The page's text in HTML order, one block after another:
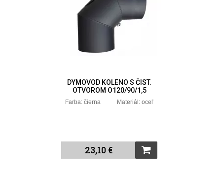
DYMOVOD KOLENO S ČIST.
OTVOROM O120/90/1,5
Farba: čierna Materiál: oceľ
23,10 €